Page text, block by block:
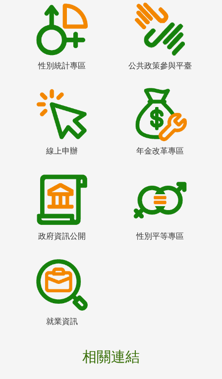
性別統計專區 公共政策參與平臺
線上申辦 年金改革專區
政府資訊公開 性別平等專區
就業資訊
相關連結